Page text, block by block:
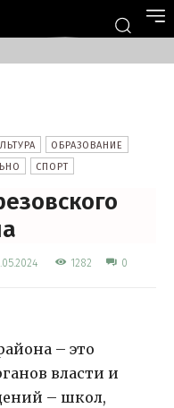
ОБРАЗОВАНИЕ
СПОРТ
1282 0
– это
власти и
– школ,